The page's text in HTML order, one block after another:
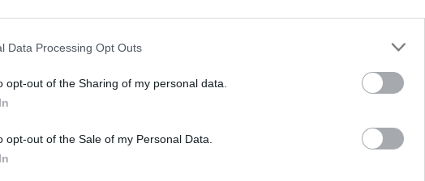
Data Processing Opt Outs
opt-out of the Sharing of my personal data.
opt-out of the Sale of my Personal Data.
que organiza FIFA.El año pasado ya emitió elMundial de
hace unos días fue
la televisión del nuevo Mundialito de
del organismo que preside
queda la exclusiva del Mundial de clubes a nivel global para emitirlo gratis e integra